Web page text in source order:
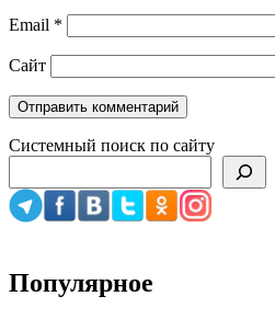
Email *
Сайт
Системный поиск по сайту
Популярное